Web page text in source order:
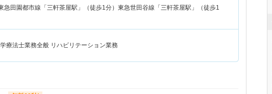
急田園都市線「三軒茶屋駅」（徒歩1分）東急世田谷線「三軒茶屋駅」（徒歩1
学療法士業務全般 リハビリテーション業務